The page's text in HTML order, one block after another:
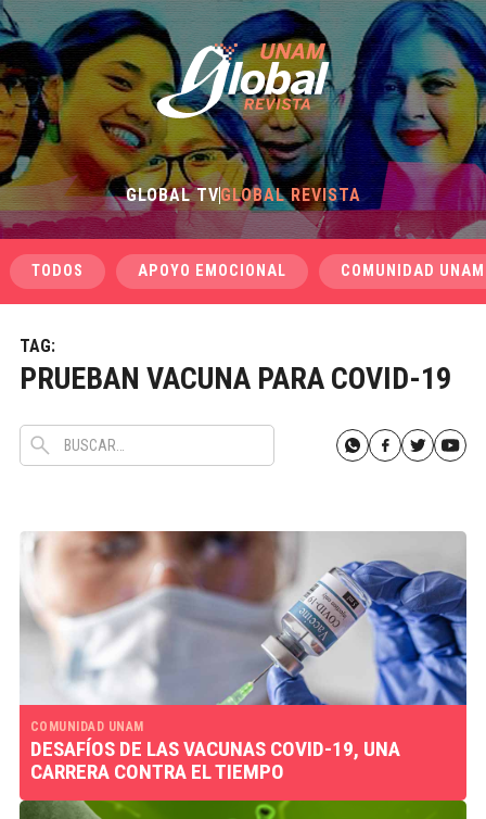
GLOBAL TVGLOBAL REVISTA
TODOS APOYO EMOCIONAL COMUNIDAD UNAM
TAG:
PRUEBAN VACUNA PARA COVID-19
COMUNIDAD UNAM
DESAFÍOS DE LAS VACUNAS COVID-19, UNA
CARRERA CONTRA EL TIEMPO